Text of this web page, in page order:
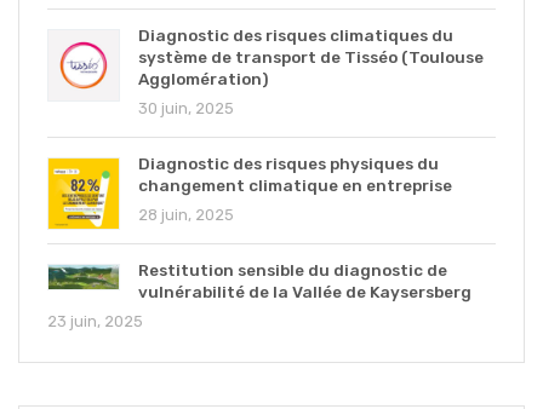
Diagnostic des risques climatiques du
système de transport de Tisséo (Toulouse
Agglomération)
30 juin, 2025
Diagnostic des risques physiques du
changement climatique en entreprise
28 juin, 2025
Restitution sensible du diagnostic de
vulnérabilité de la Vallée de Kaysersberg
23 juin, 2025